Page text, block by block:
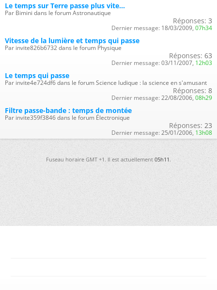
Le temps sur Terre passe plus vite...
Par Bimini dans le forum Astronautique
Réponses: 3
Dernier message: 18/03/2009, 07h34
Vitesse de la lumière et temps qui passe
Par invite826b6732 dans le forum Physique
Réponses: 63
Dernier message: 03/11/2007, 12h03
Le temps qui passe
Par invite4e724df6 dans le forum Science ludique : la science en s'amusant
Réponses: 8
Dernier message: 22/08/2006, 08h29
Filtre passe-bande : temps de montée
Par invite359f3846 dans le forum Électronique
Réponses: 23
Dernier message: 25/01/2006, 13h08
Fuseau horaire GMT +1. Il est actuellement05h11.